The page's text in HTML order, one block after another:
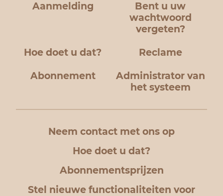
Aanmelding
Bent u uw
wachtwoord
vergeten?
Hoe doet u dat? Reclame
Abonnement
Administrator van
het systeem
Neem contact met ons op
Hoe doet u dat?
Abonnementsprijzen
Stel nieuwe functionaliteiten voor